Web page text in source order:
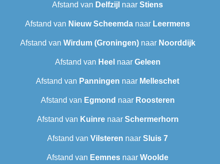
Afstand van Delfzijl naar Stiens
Afstand van Nieuw Scheemda naar Leermens
Afstand van Wirdum (Groningen)naar Noorddijk
Afstand van Heel naar Geleen
Afstand van Panningen naar Melleschet
Afstand van Egmond naar Roosteren
Afstand van Kuinrenaar Schermerhorn
Afstand van Vilsteren naar Sluis 7
Afstand van Eemnes naar Woolde